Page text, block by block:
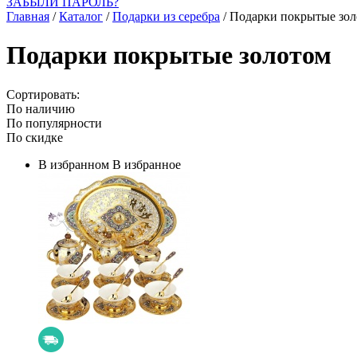
Главная /Каталог /Подарки из серебра /Подарки покрытые
Подарки покрытые золотом
Сортировать:
По наличию
По популярности
По скидке
В избранном В избранное